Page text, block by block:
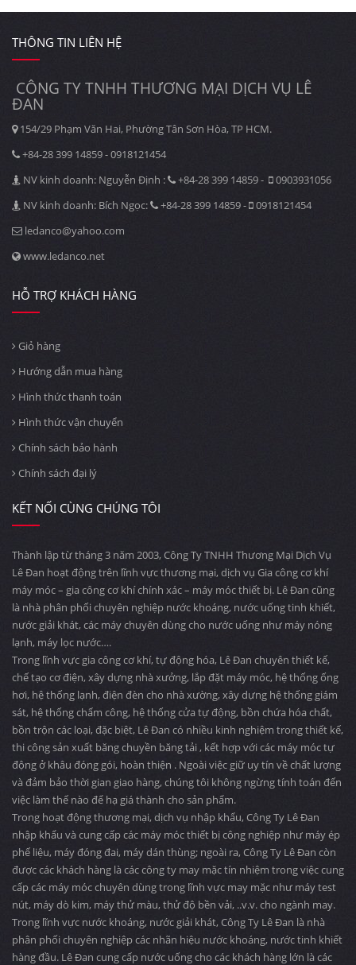
THÔNG TIN LIÊN HỆ
CÔNG TY TNHH THƯƠNG MẠI DỊCH VỤ LÊ
ĐAN
154/29 Phạm Văn Hai, Phường Tân Sơn Hòa, TP HCM.
+84-28 399 14859 - 0918121454
NV kinh doanh: Nguyễn Định :
+84-28 399 14859 -
0903931056
NV kinh doanh: Bích Ngọc:
+84-28 399 14859 -
0918121454
ledanco@yahoo.com
www.ledanco.net
HỖ TRỢ KHÁCH HÀNG
Giỏ hàng
Hướng dẫn mua hàng
Hình thức thanh toán
Hình thức vận chuyển
Chính sách bảo hành
Chính sách đại lý
KẾT NỐI CÙNG CHÚNG TÔI
Thành lập từ tháng 3 năm 2003, Công Ty TNHH Thương Mại Dịch Vụ
Lê Đan hoạt động trên lĩnh vực thương mại, dịch vụ Gia công cơ khí
máy móc – gia công cơ khí chính xác – máy móc thiết bị. Lê Đan cũng
là nhà phân phối chuyên nghiệp nước khoáng, nước uống tinh khiết,
nước giải khát, các máy chuyên dùng cho nước uống như máy nóng
lạnh, máy lọc nước….
Trong lĩnh vực gia công cơ khí, tự động hóa, Lê Đan chuyên thiết kế,
chế tạo cơ điện, xây dựng nhà xưởng, lắp đặt máy móc, hệ thống ống
hơi, hệ thống lạnh, điện đèn cho nhà xường, xây dựng hệ thống giám
sát, hệ thống chấm công, hệ thống cửa tự động, bồn chứa hóa chất,
bồn trộn các loại, đặc biệt, Lê Đan có nhiều kinh nghiệm trong thiết kế,
thi công sản xuất băng chuyền băng tải , kết hợp với các máy móc tự
động ở khâu đóng gói, hoàn thiện . Ngoài việc giữ uy tín về chất lượng
và đảm bảo thời gian giao hàng, chúng tôi không ngừng tính toán đến
việc làm thế nào để hạ giá thành cho sản phẩm.
Trong hoạt động thương mại, dịch vụ nhập khẩu, Công Ty Lê Đan
nhập khẩu và cung cấp các máy móc thiết bị công nghiệp như máy ép
phế liệu, máy đóng đai, máy dán thùng; ngoài ra, Công Ty Lê Đan còn
được các khách hàng là các công ty may mặc tín nhiệm trong việc cung
cấp các máy móc chuyên dùng trong lĩnh vực may mặc như máy test
nút, máy dò kim, máy thử màu, thử độ bền vải, ..v.v. cho ngành may.
Trong lĩnh vực nước khoáng, nước giải khát, Công Ty Lê Đan là nhà
phân phối chuyên nghiệp các nhãn hiệu nước khoáng, nước tinh khiết
hàng đầu. Lê Đan cung cấp nước uống cho các khách hàng lớn là các